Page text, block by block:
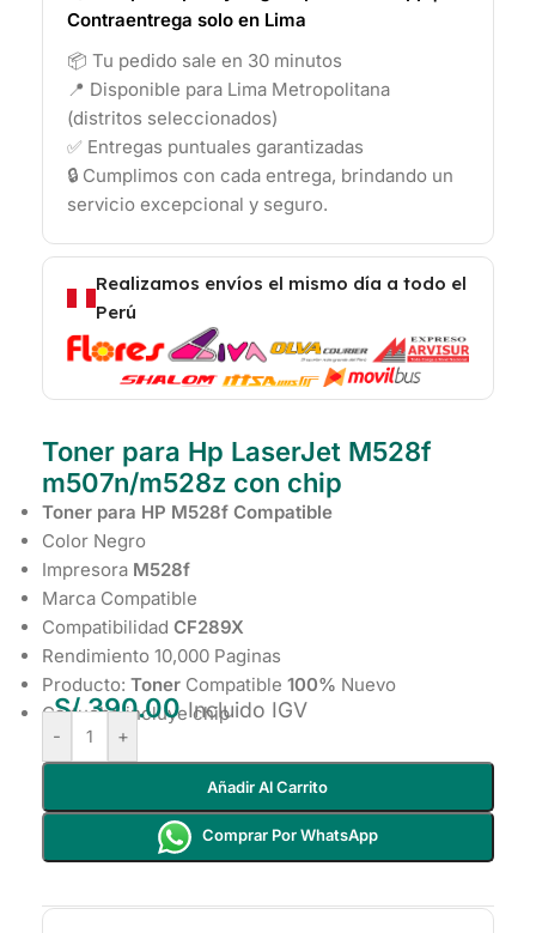
Contraentrega solo en Lima
📦 Tu pedido sale en 30 minutos
📍 Disponible para Lima Metropolitana
(distritos seleccionados)
✅ Entregas puntuales garantizadas
🔒 Cumplimos con cada entrega, brindando un
servicio excepcional y seguro.
Realizamos envíos el mismo día a todo el
Perú
Toner para Hp LaserJet M528f
m507n/m528z con chip
Toner para HP M528f Compatible
Color Negro
Impresora M528f
Marca Compatible
Compatibilidad CF289X
Rendimiento 10,000 Paginas
Producto: Toner Compatible 100% Nuevo
Cartucho incluye chip
S/390.00 Incluido IGV
- +
Añadir Al Carrito
Comprar Por WhatsApp